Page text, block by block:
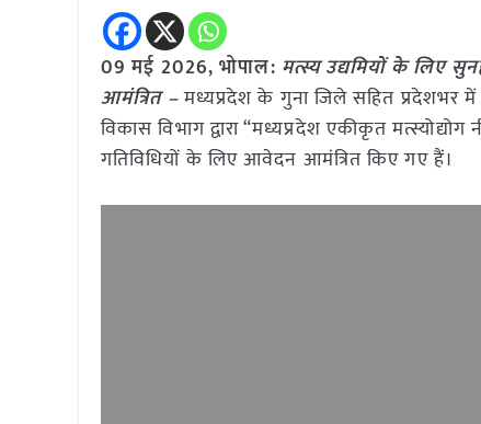
09 मई 2026, भोपाल: मत्स्य उद्यमियों के लिए
आमंत्रित –मध्यप्रदेश के गुना जिले सहित प्रदेशभर
विकास विभाग द्वारा “मध्यप्रदेश एकीकृत
गतिविधियों के लिए आवेदन आमंत्रित किए गए हैं।